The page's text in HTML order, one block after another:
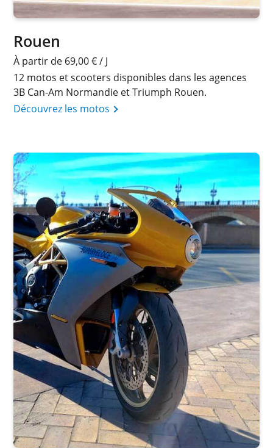
Rouen
À partir de 69,00 € / J
12 motos et scooters disponibles dans les agences
3B Can-Am Normandie et Triumph Rouen.
Découvrez les motos